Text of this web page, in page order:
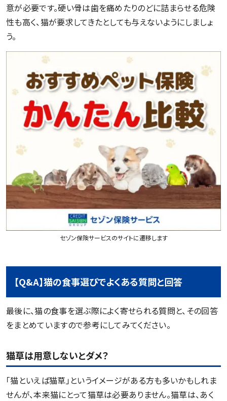
意が必要です。硬い骨は歯を痛めたりのどに詰まらせる危険
性も高く、猫が要求してきたとしても与えないようにしましょ
う。
セゾン保険サービスのサイトに遷移します
【Q&A】猫の食事選びでよくある質問と回答
最後に、猫の食事を選ぶ際によく寄せられる質問と、その回答
をまとめていますので参考にしてみてください。
猫草は用意しないとダメ？
「猫といえば猫草」というイメージがある方も多いかもしれま
せんが、本来猫にとって猫草は必要ありません。猫草は、あく